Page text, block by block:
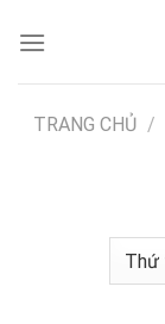
TRANG CHỦ /